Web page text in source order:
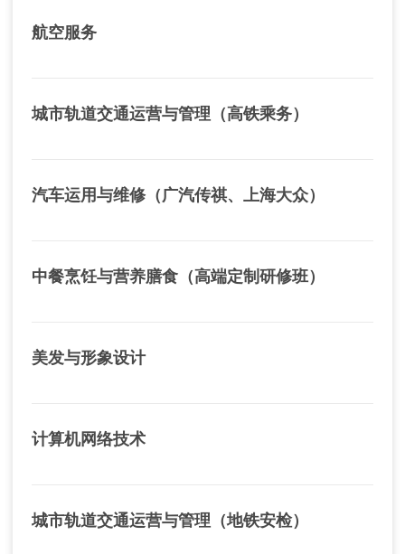
航空服务
城市轨道交通运营与管理（高铁乘务）
汽车运用与维修（广汽传祺、上海大众）
中餐烹饪与营养膳食（高端定制研修班）
美发与形象设计
计算机网络技术
城市轨道交通运营与管理（地铁安检）